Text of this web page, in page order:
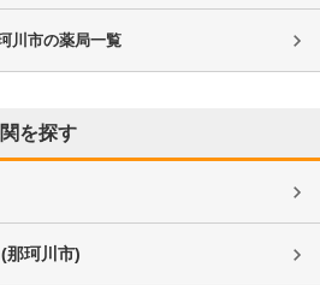
川市の薬局一覧
を探す
(那珂川市)